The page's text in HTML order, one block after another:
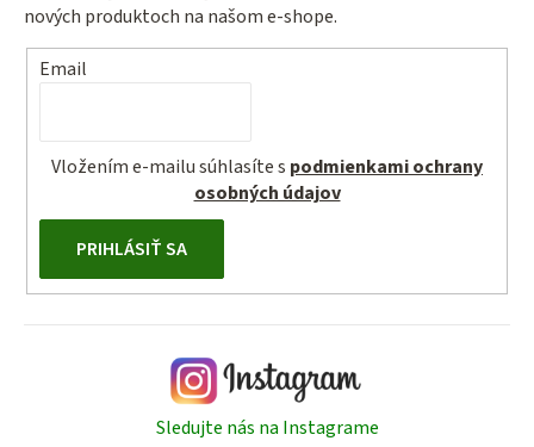
nových produktoch na našom e-shope.
Email
Vložením e-mailu súhlasíte s podmienkami ochrany
osobných údajov
PRIHLÁSIŤ SA
Sledujte nás na Instagrame